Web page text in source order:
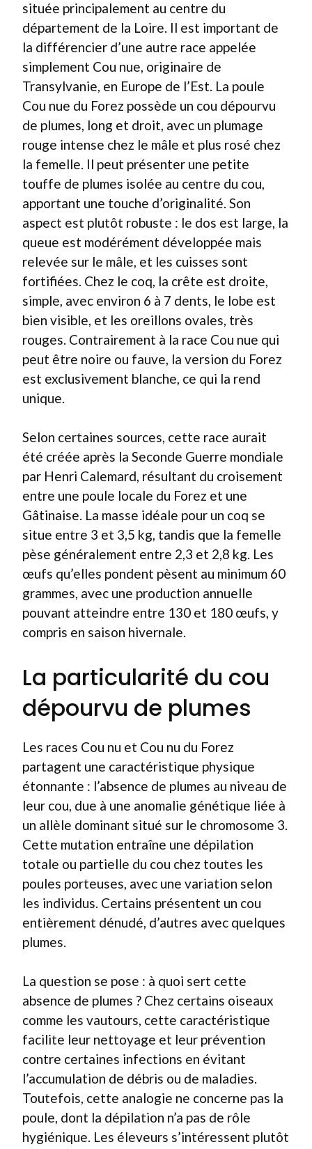
située principalement au centre du
département de la Loire. Il est important de
la différencier d’une autre race appelée
simplement Cou nue, originaire de
Transylvanie, en Europe de l’Est. La poule
Cou nue du Forez possède un cou dépourvu
de plumes, long et droit, avec un plumage
rouge intense chez le mâle et plus rosé chez
la femelle. Il peut présenter une petite
touffe de plumes isolée au centre du cou,
apportant une touche d’originalité. Son
aspect est plutôt robuste : le dos est large, la
queue est modérément développée mais
relevée sur le mâle, et les cuisses sont
fortifiées. Chez le coq, la crête est droite,
simple, avec environ 6 à 7 dents, le lobe est
bien visible, et les oreillons ovales, très
rouges. Contrairement à la race Cou nue qui
peut être noire ou fauve, la version du Forez
est exclusivement blanche, ce qui la rend
unique.
Selon certaines sources, cette race aurait
été créée après la Seconde Guerre mondiale
par Henri Calemard, résultant du croisement
entre une poule locale du Forez et une
Gâtinaise. La masse idéale pour un coq se
situe entre 3 et 3,5 kg, tandis que la femelle
pèse généralement entre 2,3 et 2,8 kg. Les
œufs qu’elles pondent pèsent au minimum 60
grammes, avec une production annuelle
pouvant atteindre entre 130 et 180 œufs, y
compris en saison hivernale.
La particularité du cou
dépourvu de plumes
Les races Cou nu et Cou nu du Forez
partagent une caractéristique physique
étonnante : l’absence de plumes au niveau de
leur cou, due à une anomalie génétique liée à
un allèle dominant situé sur le chromosome 3.
Cette mutation entraîne une dépilation
totale ou partielle du cou chez toutes les
poules porteuses, avec une variation selon
les individus. Certains présentent un cou
entièrement dénudé, d’autres avec quelques
plumes.
La question se pose : à quoi sert cette
absence de plumes ? Chez certains oiseaux
comme les vautours, cette caractéristique
facilite leur nettoyage et leur prévention
contre certaines infections en évitant
l’accumulation de débris ou de maladies.
Toutefois, cette analogie ne concerne pas la
poule, dont la dépilation n’a pas de rôle
hygiénique. Les éleveurs s’intéressent plutôt